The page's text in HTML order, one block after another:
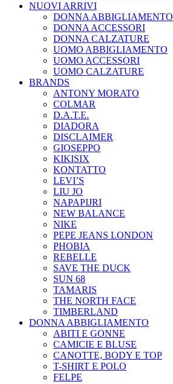
NUOVI ARRIVI
DONNA ABBIGLIAMENTO
DONNA ACCESSORI
DONNA CALZATURE
UOMO ABBIGLIAMENTO
UOMO ACCESSORI
UOMO CALZATURE
BRANDS
ANTONY MORATO
COLMAR
D.A.T.E.
DIADORA
DISCLAIMER
GIOSEPPO
KIKISIX
KONTATTO
LEVI’S
LIU JO
NAPAPIJRI
NEW BALANCE
NIKE
PEPE JEANS LONDON
PHOBIA
REBELLE
SAVE THE DUCK
SUN 68
TAMARIS
THE NORTH FACE
TIMBERLAND
DONNA ABBIGLIAMENTO
ABITI E GONNE
CAMICIE E BLUSE
CANOTTE, BODY E TOP
T-SHIRT E POLO
FELPE